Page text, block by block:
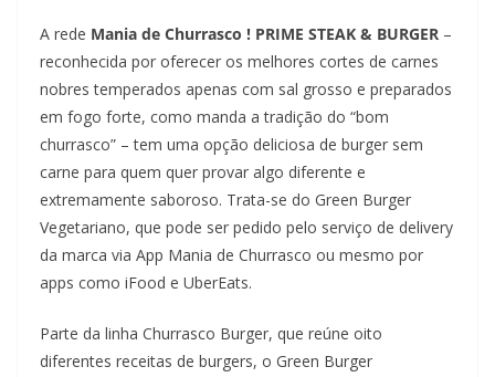
A rede Mania de Churrasco ! PRIME STEAK & BURGER –
reconhecida por oferecer os melhores cortes de carnes
nobres temperados apenas com sal grosso e preparados
em fogo forte, como manda a tradição do “bom
churrasco” – tem uma opção deliciosa de burger sem
carne para quem quer provar algo diferente e
extremamente saboroso. Trata-se do Green Burger
Vegetariano, que pode ser pedido pelo serviço de delivery
da marca via App Mania de Churrasco ou mesmo por
apps como iFood e UberEats.
Parte da linha Churrasco Burger, que reúne oito
diferentes receitas de burgers, o Green Burger